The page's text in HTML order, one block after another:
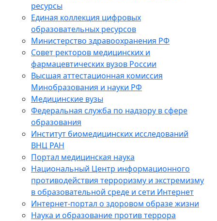
ресурсы
Единая коллекция цифровых
образовательных ресурсов
Министерство здравоохранения РФ
Совет ректоров медицинских и
фармацевтических вузов России
Высшая аттестационная комиссия
Минобразования и науки РФ
Медицинские вузы
Федеральная служба по надзору в сфере
образования
Институт биомедицинских исследований
ВНЦ РАН
Портал медицинская наука
Национальный Центр информационного
противодействия терроризму и экстремизму
в образовательной среде и сети Интернет
Интернет-портал о здоровом образе жизни
Наука и образование против террора